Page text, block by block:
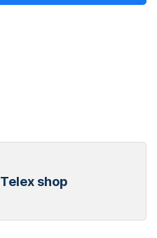
Telex shop